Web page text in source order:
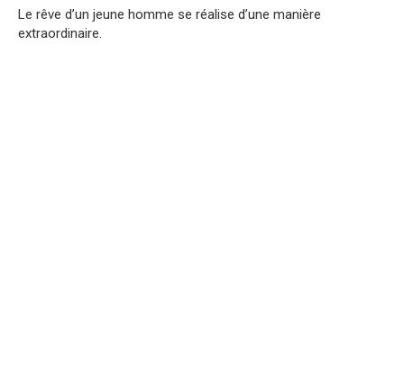
Le rêve d’un jeune homme se réalise d’une manière
extraordinaire.